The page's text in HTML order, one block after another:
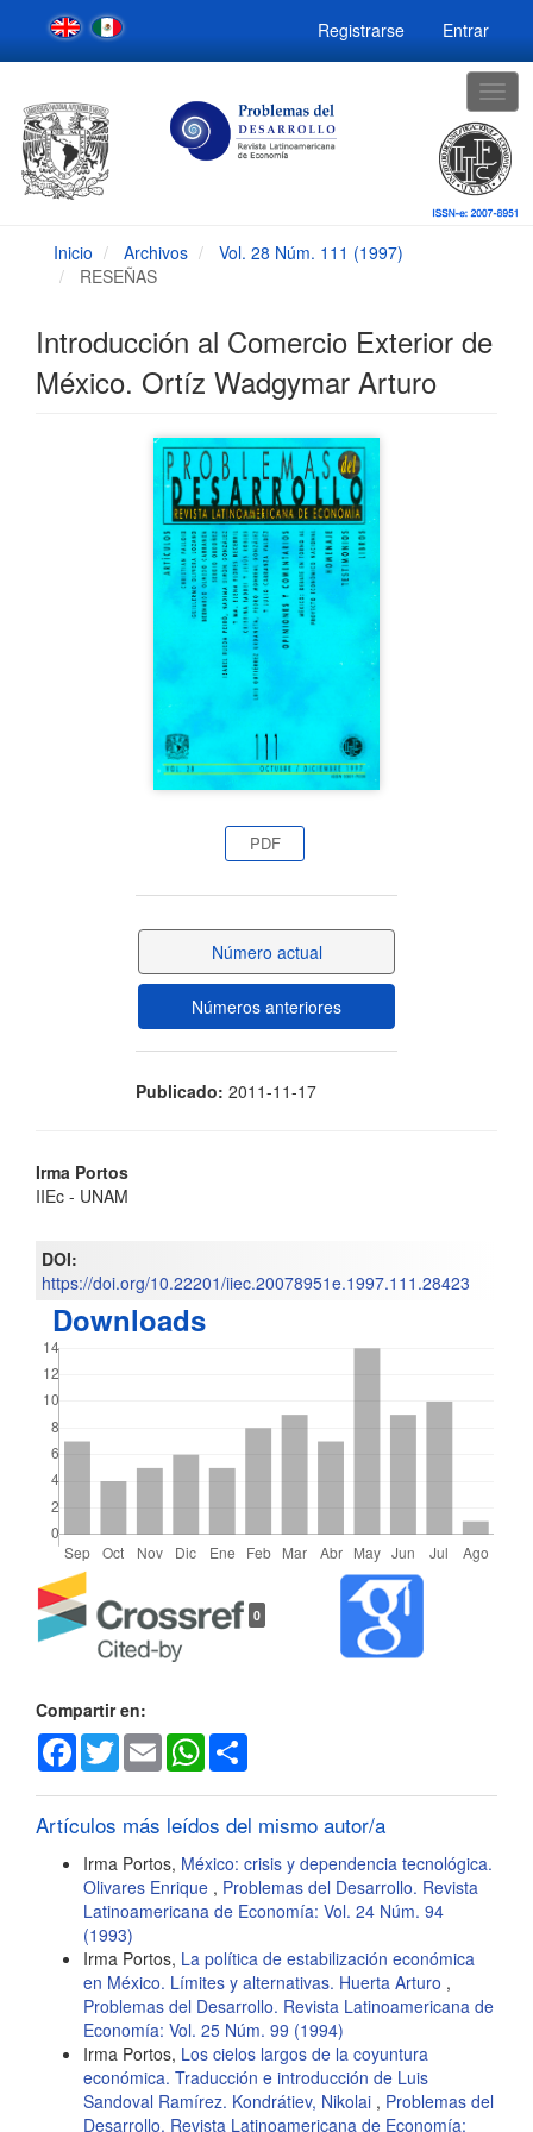
Navegación
principal
Contenido
Barra
lateral
Registrarse Entrar
Inicio Archivos
Vol. 28 Núm. 111 (1997)
RESEÑAS
Introducción al Comercio Exterior de
México. Ortíz Wadgymar Arturo
PDF
Número actual
Números anteriores
Publicado: 2011-11-17
Contenido
del
artículo
Irma Portos
IIEc - UNAM
DOI:
https://doi.org/10.22201/iiec.20078951e.1997.111.28423
Downloads
Detalles
del
artículo
0
Compartir en:
Facebook
TwitterEmail WhatsApp
Artículos más leídos del mismo autor/a
Irma Portos, México: crisis y dependencia tecnológica.
Olivares Enrique , Problemas del Desarrollo. Revista
Latinoamericana de Economía: Vol. 24 Núm. 94
(1993)
Irma Portos, La política de estabilización económica
en México. Límites y alternativas. Huerta Arturo ,
Problemas del Desarrollo. Revista Latinoamericana de
Economía: Vol. 25 Núm. 99 (1994)
Irma Portos, Los cielos largos de la coyuntura
económica. Traducción e introducción de Luis
Sandoval Ramírez. Kondrátiev, Nikolai , Problemas del
Desarrollo. Revista Latinoamericana de Economía: